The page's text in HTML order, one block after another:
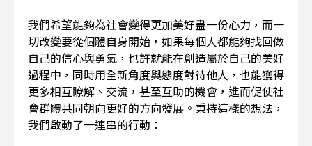
我們希望能夠為社會變得更加美好盡一份心力，而一
切改變要從個體自身開始，如果每個人都能夠找回做
自己的信心與勇氣，也許就能在創造屬於自己的美好
過程中，同時用全新角度與態度對待他人，也能獲得
更多相互瞭解、交流，甚至互助的機會，進而促使社
會群體共同朝向更好的方向發展。秉持這樣的想法，
我們啟動了一連串的行動：